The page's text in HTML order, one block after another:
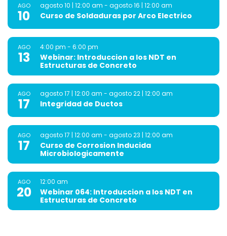
AGO
10
agosto 10 | 12:00 am - agosto 16 | 12:00 am
Curso de Soldaduras por Arco Electrico
AGO
13
4:00 pm - 6:00 pm
Webinar: Introduccion a los NDT en
Estructuras de Concreto
AGO
17
agosto 17 | 12:00 am - agosto 22 | 12:00 am
Integridad de Ductos
AGO
17
agosto 17 | 12:00 am - agosto 23 | 12:00 am
Curso de Corrosion Inducida
Microbiologicamente
AGO
20
12:00 am
Webinar 064: Introduccion a los NDT en
Estructuras de Concreto